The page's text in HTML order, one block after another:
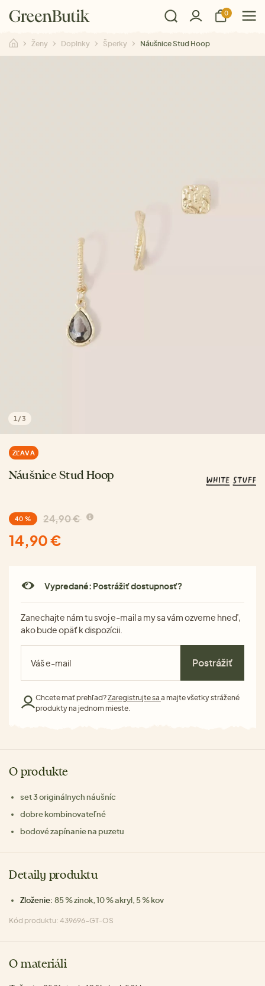
0
Ženy Doplnky Šperky Náušnice Stud Hoop
1 /3
ZĽAVA
Náušnice Stud Hoop
40 % 24,90 €
14,90 €
Vypredané: Postrážiť dostupnosť?
Zanechajte nám tu svoj e-mail a my sa vám ozveme hneď,
ako bude opäť k dispozícii.
Postrážiť
Chcete mať prehľad?Zaregistrujte sa a majte všetky strážené
produkty na jednom mieste.
O produkte
set 3 originálnych náušníc
dobre kombinovateľné
bodové zapínanie na puzetu
Detaily produktu
Zloženie: 85 % zinok, 10 % akryl, 5 % kov
Kód produktu: 439696-GT-OS
O materiáli